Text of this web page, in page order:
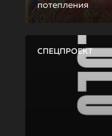
потепления
СПЕЦПРОЕКТ